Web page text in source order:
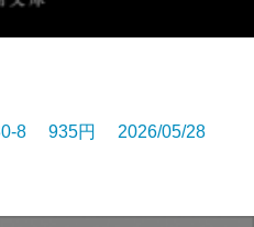
8 935円 2026/05/28